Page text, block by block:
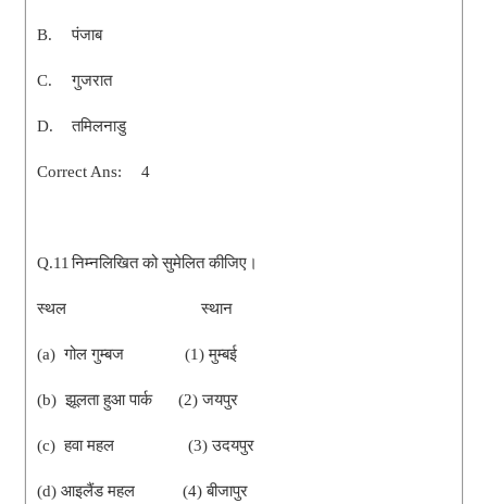
B. पंजाब
C. गुजरात
D. तमिलनाडु
Correct Ans: 4
Q.11 निम्नलिखित को सुमेलित कीजिए।
स्थल स्थान
(a) गोल गुम्बज (1) मुम्बई
(b) झूलता हुआ पार्क (2) जयपुर
(c) हवा महल (3) उदयपुर
(d) आइलैंड महल (4) बीजापुर